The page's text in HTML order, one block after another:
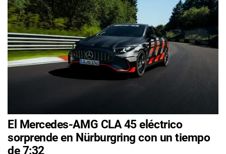
El Mercedes-AMG CLA 45 eléctrico
sorprende en Nürburgring con un tiempo
de 7:32